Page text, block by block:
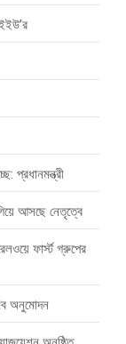
প্রধানমন্ত্রী
আসছে নেতৃত্বে
ফার্স্ট গ্রুপের
অনুমোদন